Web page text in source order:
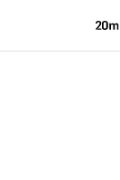
Volver